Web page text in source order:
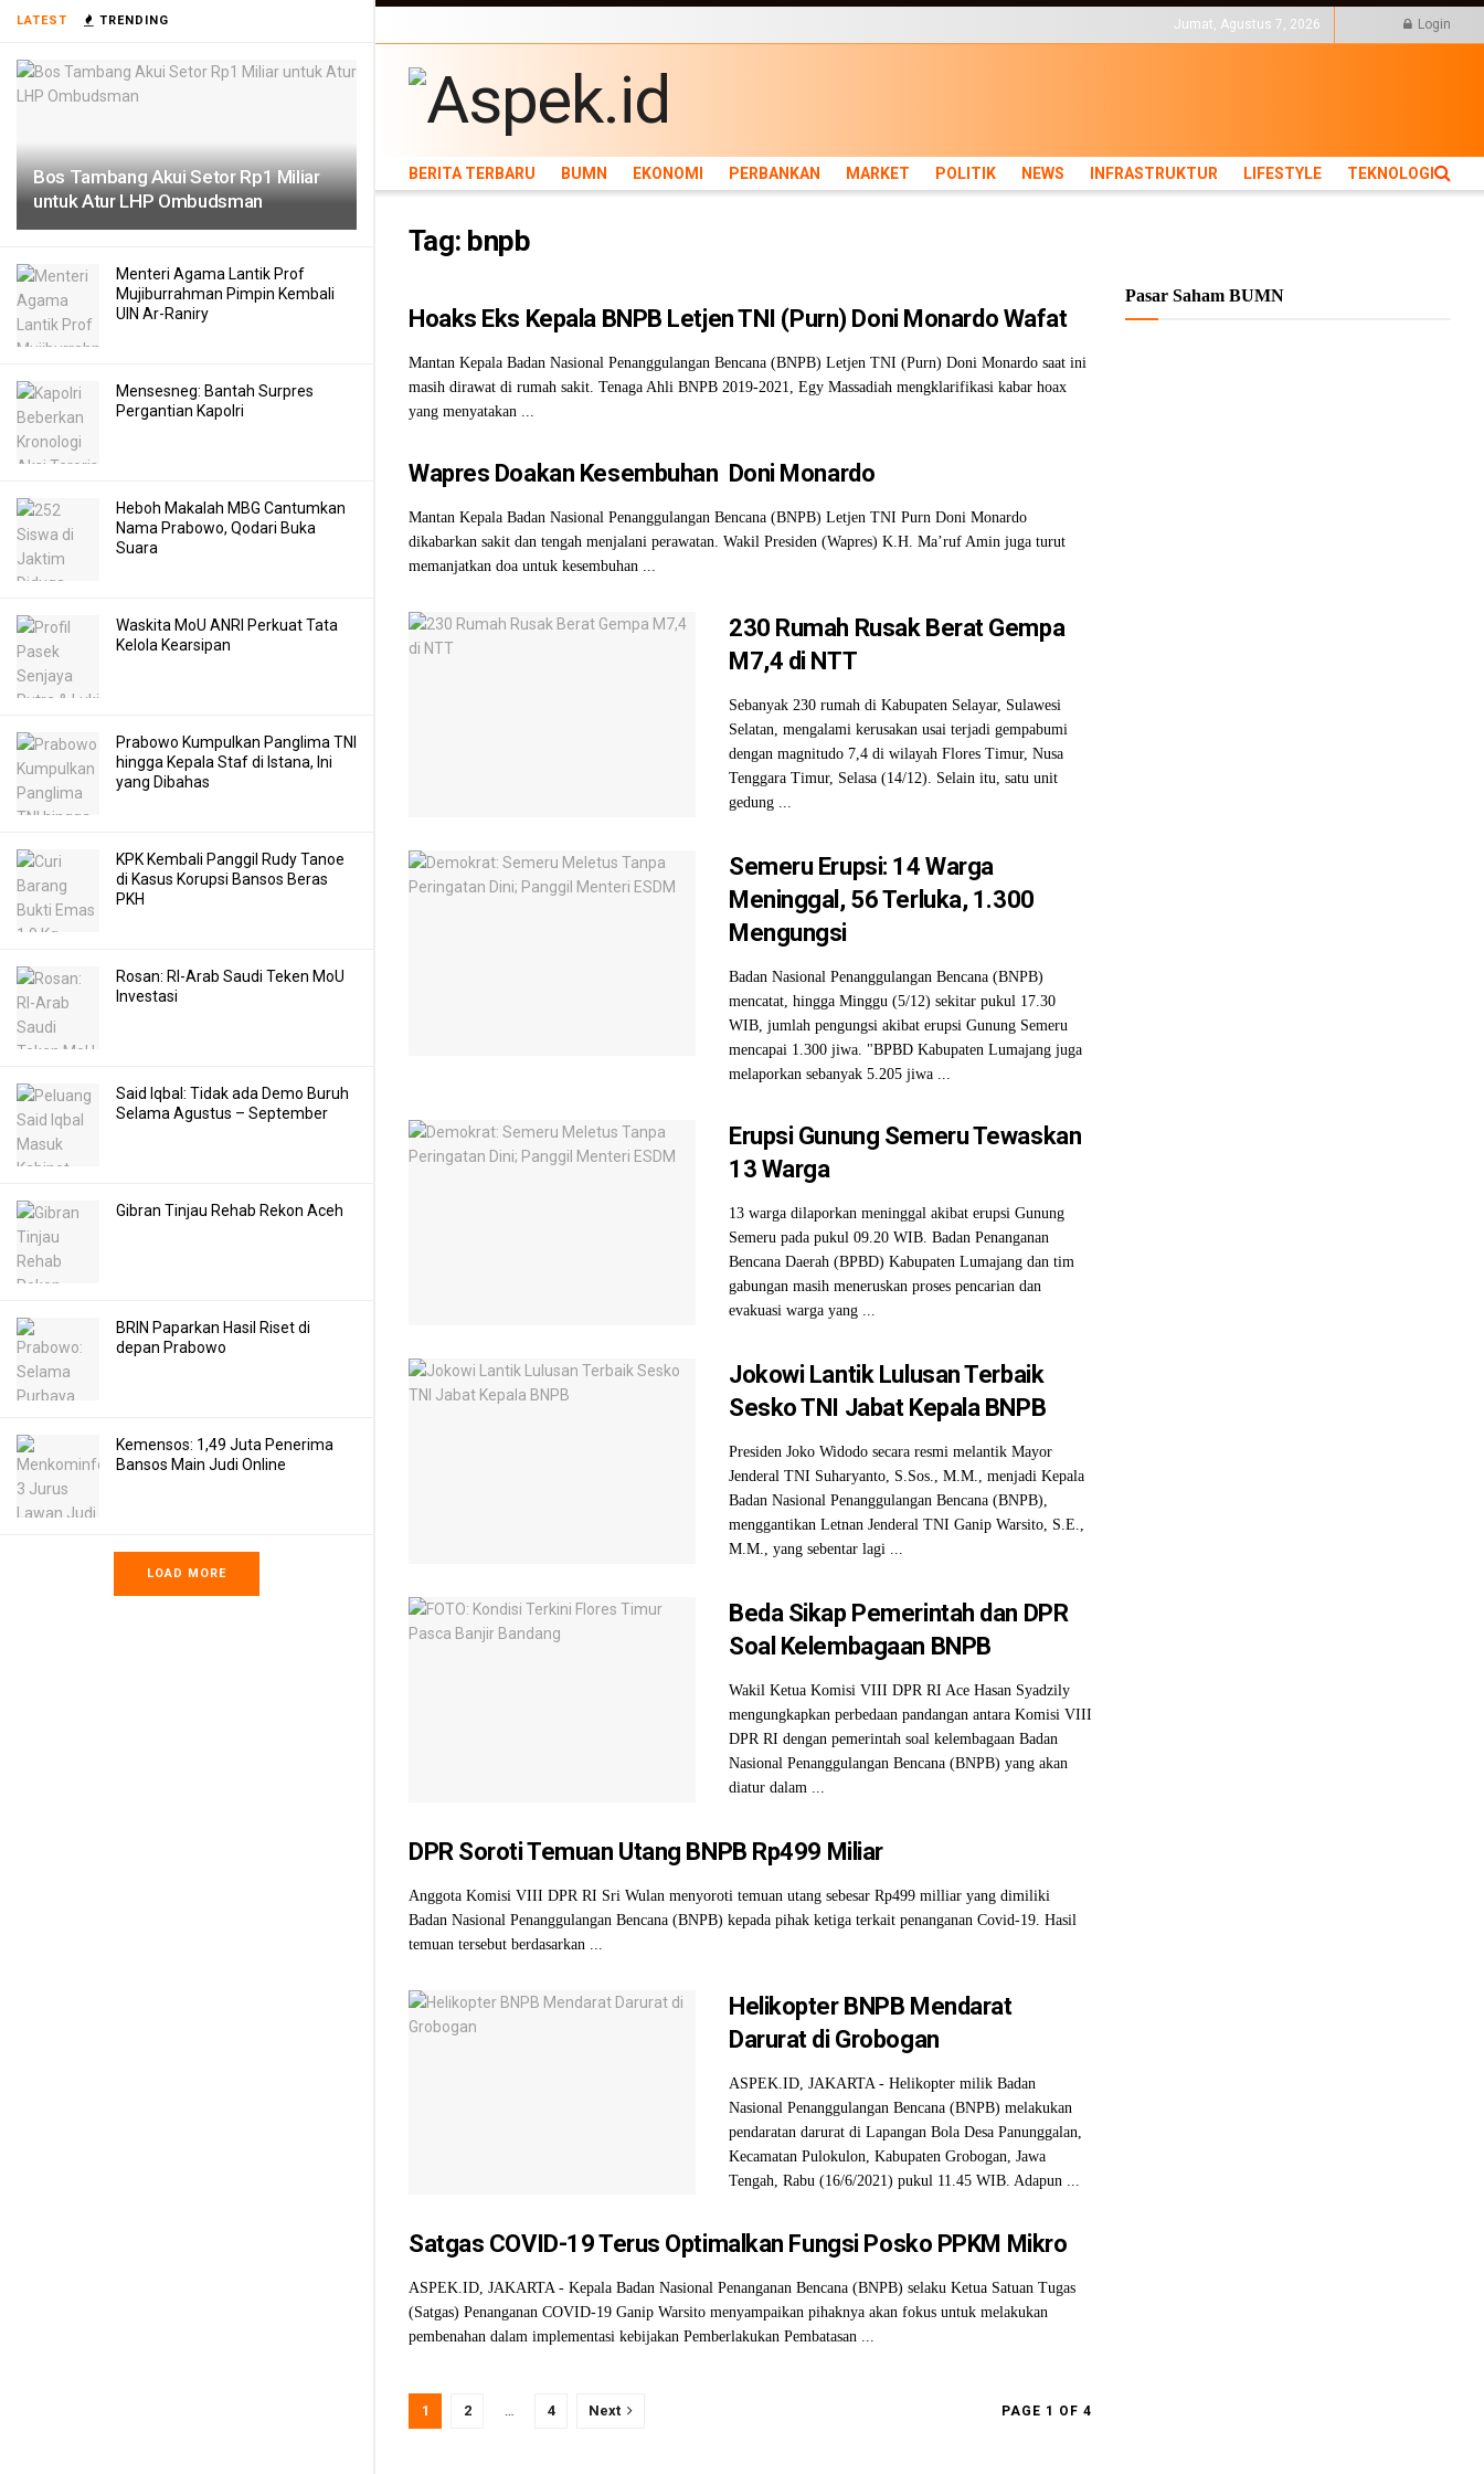
LATEST TRENDING
Bos Tambang Akui Setor Rp1 Miliar
untuk Atur LHP Ombudsman
Menteri Agama Lantik Prof
Mujiburrahman Pimpin Kembali
UIN Ar-Raniry
Mensesneg: Bantah Surpres
Pergantian Kapolri
Heboh Makalah MBG Cantumkan
Nama Prabowo, Qodari Buka
Suara
Waskita MoU ANRI Perkuat Tata
Kelola Kearsipan
Prabowo Kumpulkan Panglima TNI
hingga Kepala Staf di Istana, Ini
yang Dibahas
KPK Kembali Panggil Rudy Tanoe
di Kasus Korupsi Bansos Beras
PKH
Rosan: RI-Arab Saudi Teken MoU
Investasi
Said Iqbal: Tidak ada Demo Buruh
Selama Agustus – September
Gibran Tinjau Rehab Rekon Aceh
BRIN Paparkan Hasil Riset di
depan Prabowo
Kemensos: 1,49 Juta Penerima
Bansos Main Judi Online
LOAD MORE
BERITA TERBARU BUMN EKONOMI PERBANKAN MARKET POLITIK NEWS INFRASTRUKTUR LIFESTYLE
TEKNOLOGI
Jumat, Agustus 7, 2026 Login
BERITA TERBARU BUMN EKONOMI PERBANKAN MARKET POLITIK NEWS INFRASTRUKTUR LIFESTYLE TEKNOLOGI
Tag: bnpb
Hoaks Eks Kepala BNPB Letjen TNI (Purn) Doni Monardo Wafat
Mantan Kepala Badan Nasional Penanggulangan Bencana (BNPB) Letjen TNI (Purn) Doni Monardo saat ini
masih dirawat di rumah sakit. Tenaga Ahli BNPB 2019-2021, Egy Massadiah mengklarifikasi kabar hoax
yang menyatakan ...
Wapres Doakan Kesembuhan Doni Monardo
Mantan Kepala Badan Nasional Penanggulangan Bencana (BNPB) Letjen TNI Purn Doni Monardo
dikabarkan sakit dan tengah menjalani perawatan. Wakil Presiden (Wapres) K.H. Ma’ruf Amin juga turut
memanjatkan doa untuk kesembuhan ...
230 Rumah Rusak Berat Gempa
M7,4 di NTT
Sebanyak 230 rumah di Kabupaten Selayar, Sulawesi
Selatan, mengalami kerusakan usai terjadi gempabumi
dengan magnitudo 7,4 di wilayah Flores Timur, Nusa
Tenggara Timur, Selasa (14/12). Selain itu, satu unit
gedung ...
Semeru Erupsi: 14 Warga
Meninggal, 56 Terluka, 1.300
Mengungsi
Badan Nasional Penanggulangan Bencana (BNPB)
mencatat, hingga Minggu (5/12) sekitar pukul 17.30
WIB, jumlah pengungsi akibat erupsi Gunung Semeru
mencapai 1.300 jiwa. "BPBD Kabupaten Lumajang juga
melaporkan sebanyak 5.205 jiwa ...
Erupsi Gunung Semeru Tewaskan
13 Warga
13 warga dilaporkan meninggal akibat erupsi Gunung
Semeru pada pukul 09.20 WIB. Badan Penanganan
Bencana Daerah (BPBD) Kabupaten Lumajang dan tim
gabungan masih meneruskan proses pencarian dan
evakuasi warga yang ...
Jokowi Lantik Lulusan Terbaik
Sesko TNI Jabat Kepala BNPB
Presiden Joko Widodo secara resmi melantik Mayor
Jenderal TNI Suharyanto, S.Sos., M.M., menjadi Kepala
Badan Nasional Penanggulangan Bencana (BNPB),
menggantikan Letnan Jenderal TNI Ganip Warsito, S.E.,
M.M., yang sebentar lagi ...
Beda Sikap Pemerintah dan DPR
Soal Kelembagaan BNPB
Wakil Ketua Komisi VIII DPR RI Ace Hasan Syadzily
mengungkapkan perbedaan pandangan antara Komisi VIII
DPR RI dengan pemerintah soal kelembagaan Badan
Nasional Penanggulangan Bencana (BNPB) yang akan
diatur dalam ...
DPR Soroti Temuan Utang BNPB Rp499 Miliar
Anggota Komisi VIII DPR RI Sri Wulan menyoroti temuan utang sebesar Rp499 milliar yang dimiliki
Badan Nasional Penanggulangan Bencana (BNPB) kepada pihak ketiga terkait penanganan Covid-19. Hasil
temuan tersebut berdasarkan ...
Helikopter BNPB Mendarat
Darurat di Grobogan
ASPEK.ID, JAKARTA - Helikopter milik Badan
Nasional Penanggulangan Bencana (BNPB) melakukan
pendaratan darurat di Lapangan Bola Desa Panunggalan,
Kecamatan Pulokulon, Kabupaten Grobogan, Jawa
Tengah, Rabu (16/6/2021) pukul 11.45 WIB. Adapun ...
Satgas COVID-19 Terus Optimalkan Fungsi Posko PPKM Mikro
ASPEK.ID, JAKARTA - Kepala Badan Nasional Penanganan Bencana (BNPB) selaku Ketua Satuan Tugas
(Satgas) Penanganan COVID-19 Ganip Warsito menyampaikan pihaknya akan fokus untuk melakukan
pembenahan dalam implementasi kebijakan Pemberlakukan Pembatasan ...
PAGE 1 OF 4
1 2 … 4 Next
Pasar Saham BUMN